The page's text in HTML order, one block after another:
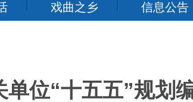
戏曲之乡
信息公告
单位“十五五”规划